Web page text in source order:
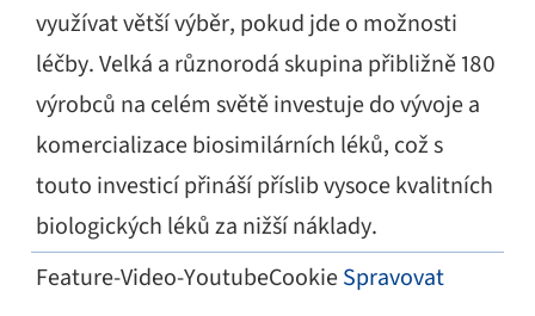
využívat větší výběr, pokud jde o možnosti
léčby. Velká a různorodá skupina přibližně 180
výrobců na celém světě investuje do vývoje a
komercializace biosimilárních léků, což s
touto investicí přináší příslib vysoce kvalitních
biologických léků za nižší náklady.
Feature-Video-YoutubeCookieSpravovat